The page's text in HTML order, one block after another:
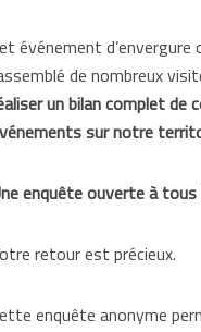
événement
de nombreux
un bilan complet de
sur notre
enquête ouverte à
retour est précieux.
enquête anonyme